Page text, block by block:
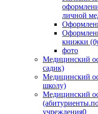
личной
книжки
фото
Медицинский
садик)
Медицинский
школу)
Медицинский
учреждения0